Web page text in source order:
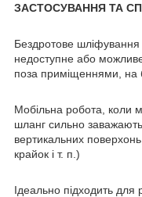
ЗАСТОСУВАННЯ ТА
Бездротове
недоступне або
поза приміщеннями, на
Мобільна робота, коли
шланг сильно
вертикальних
крайок і т. п.)
Ідеально підходить для